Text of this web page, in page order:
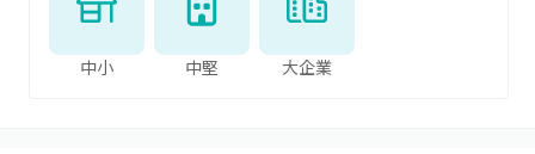
中小 中堅 大企業